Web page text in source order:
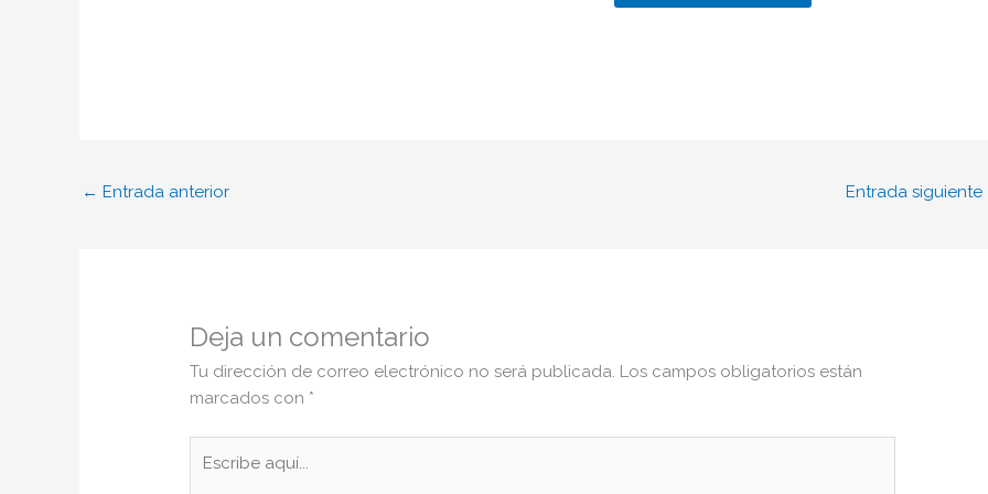
← Entrada anterior Entrada siguiente
Deja un comentario
Tu dirección de correo electrónico no será publicada. Los campos obligatorios están
marcados con *
aquí...